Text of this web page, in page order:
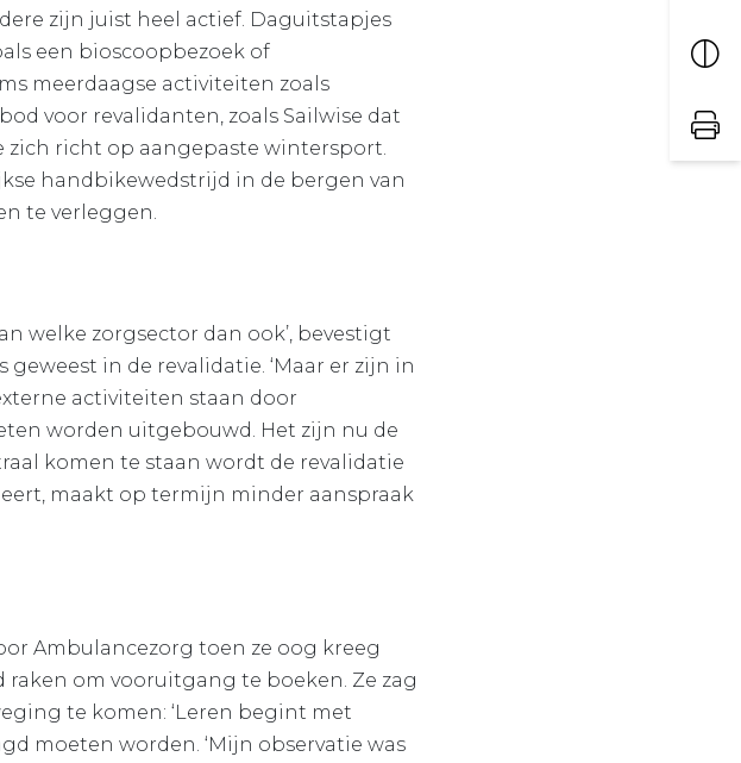
zijn juist heel actief. Daguitstapjes
een bioscoopbezoek of
meerdaagse activiteiten zoals
voor revalidanten, zoals Sailwise dat
richt op aangepaste wintersport.
handbikewedstrijd in de bergen van
te verleggen.
welke zorgsector dan ook’, bevestigt
in de revalidatie. ‘Maar er zijn in
activiteiten staan door
worden uitgebouwd. Het zijn nu de
komen te staan wordt de revalidatie
maakt op termijn minder aanspraak
Ambulancezorg toen ze oog kreeg
om vooruitgang te boeken. Ze zag
te komen: ‘Leren begint met
moeten worden. ‘Mijn observatie was